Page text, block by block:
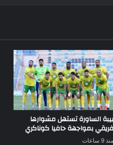
الساورة تستهل مشوارها
بمواجهة حافيا كوناكري
منذ 9 ساعات